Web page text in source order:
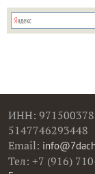
ИНН:
5147746293448
Email:
Тел: +7 (916)